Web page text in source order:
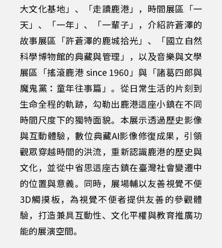
年
代
鹿
港
老
大文化基地」、「走讀鹿港」，時間展區「一
天」、「一年」、「一輩子」，介紹許蒼澤的
故事展區「許蒼澤的鹿城拾光」、「國立自然
科學博物館的典藏與管理」，以及音樂與文學
展區「搖滾鹿港 since 1960」與「諸葛四郎與
魔鬼黨：童年往事篇」。從日常生活的片刻到
生命全程的軌跡，勾勒出鹿港這座小鎮在不同
時間尺度下的獨特面貌。本展示透過歷史影像
與互動體驗，數位典藏AI影像修復成果，引領
觀眾穿越時間的洪流，重新認識鹿港的歷史與
文化，並從中省思這座古鎮在臺灣社會變遷中
的位置與意義。同時，展場輔以友善視覺不便
3D觸摸板，為視覺不便者提供友善的參觀體
驗，打造兼具互動性、文化平權與教育推廣功
能的展演空間。